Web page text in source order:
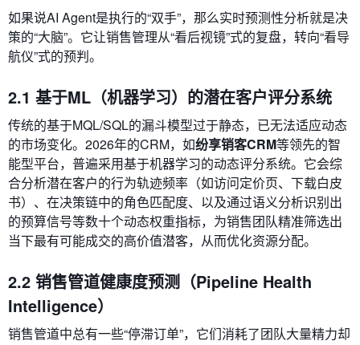
如果说AI Agent是执行的“双手”，那么实时预测性分析就是决
策的“大脑”。它让销售管理从“看后视镜”式的复盘，转向“看导
航仪”式的预判。
2.1 基于ML（机器学习）的潜在客户评分系统
传统的基于MQL/SQL的漏斗模型过于静态，已无法适应动态
的市场变化。2026年的CRM，如纷享销客CRM等领先的智
能型平台，普遍采用基于机器学习的动态评分系统。它会综
合分析潜在客户的行为轨迹频率（如访问定价页、下载白皮
书）、在决策链中的角色匹配度、以及通过语义分析识别出
的预算信号等数十个动态权重指标，为销售团队精准筛选出
当下最有可能成交的高价值潜客，从而优化资源分配。
2.2 销售管道健康度预测（Pipeline Health
Intelligence）
销售管道中总有一些“停滞订单”，它们消耗了团队大量精力却